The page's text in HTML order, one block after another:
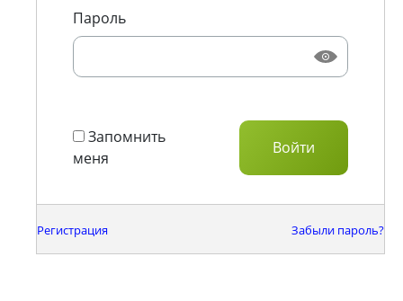
Пароль
Запомнить
меня
Регистрация Забыли пароль?